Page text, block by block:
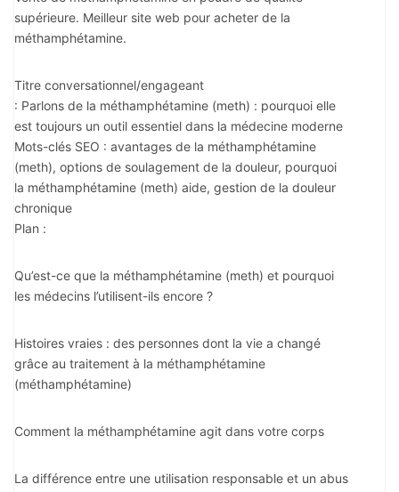
supérieure. Meilleur site web pour acheter de la
méthamphétamine.
Titre conversationnel/engageant
: Parlons de la méthamphétamine (meth) : pourquoi elle
est toujours un outil essentiel dans la médecine moderne
Mots-clés SEO : avantages de la méthamphétamine
(meth), options de soulagement de la douleur, pourquoi
la méthamphétamine (meth) aide, gestion de la douleur
chronique
Plan :
Qu’est-ce que la méthamphétamine (meth) et pourquoi
les médecins l’utilisent-ils encore ?
Histoires vraies : des personnes dont la vie a changé
grâce au traitement à la méthamphétamine
(méthamphétamine)
Comment la méthamphétamine agit dans votre corps
La différence entre une utilisation responsable et un abus